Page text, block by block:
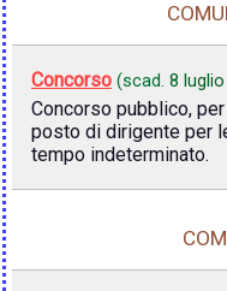
Concorso (scad. 8
Concorso pubblico,
posto di dirigente per
tempo indeterminato.